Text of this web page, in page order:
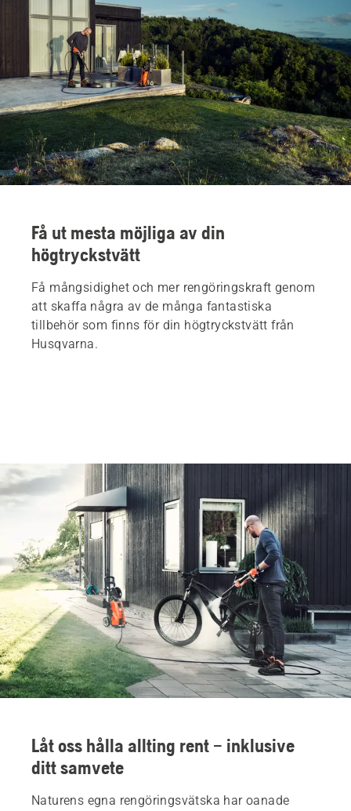
Få ut mesta möjliga av din
högtryckstvätt
Få mångsidighet och mer rengöringskraft genom
att skaffa några av de många fantastiska
tillbehör som finns för din högtryckstvätt från
Husqvarna.
Låt oss hålla allting rent – inklusive
ditt samvete
Naturens egna rengöringsvätska har oanade